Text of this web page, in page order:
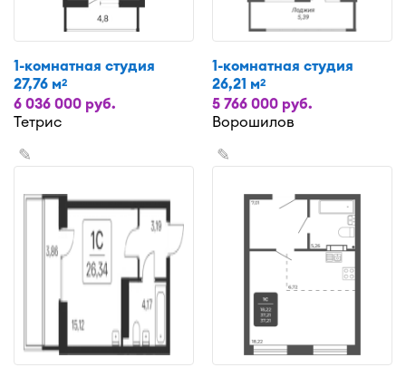
1-комнатная студия
27,76 м2
6 036 000 руб.
Тетрис
1-комнатная студия
26,21 м2
5 766 000 руб.
Ворошилов
✎ ✎